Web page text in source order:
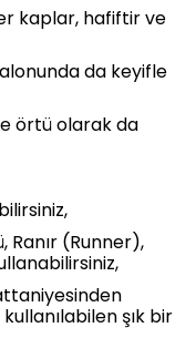
kaplar, hafiftir ve
da keyifle
örtü olarak da
Ranır (Runner),
şık bir